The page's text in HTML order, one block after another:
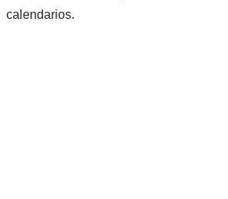
calendarios.